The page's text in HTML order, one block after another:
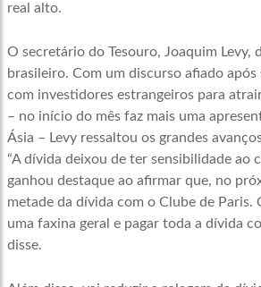
real alto.
O secretário do Tesouro, Joaquim Levy,
brasileiro. Com um discurso afiado
com investidores estrangeiros para
– no início do mês faz mais uma
Ásia – Levy ressaltou os grandes
“A dívida deixou de ter sensibilidade ao
ganhou destaque ao afirmar que, no
metade da dívida com o Clube de Paris.
uma faxina geral e pagar toda a dívida
disse.